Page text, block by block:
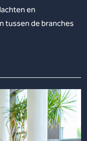
en
tussen de branches